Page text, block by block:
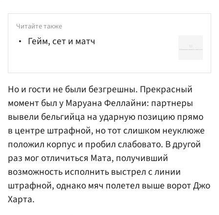
Читайте также
Гейм, сет и матч
Но и гости не были безгрешны. Прекрасный
момент был у Маруана Феллайни: партнеры
вывели бельгийца на ударную позицию прямо
в центре штрафной, но тот слишком неуклюже
положил корпус и пробил слабовато. В другой
раз мог отличиться Мата, получивший
возможность исполнить выстрел с линии
штрафной, однако мяч полетел выше воротДжо
Харта.